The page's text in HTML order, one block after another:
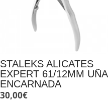
STALEKS ALICATES
EXPERT 61/12MM UÑA
ENCARNADA
30,00€